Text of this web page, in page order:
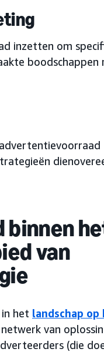
inzetten om
boodschappen
van
het landschap op
van
(die